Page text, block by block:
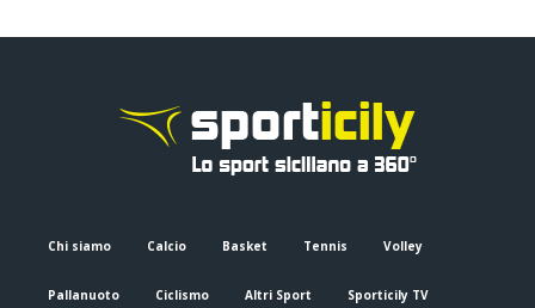
Chi siamo Calcio Basket Tennis Volley
Pallanuoto Ciclismo Altri Sport Sporticily TV